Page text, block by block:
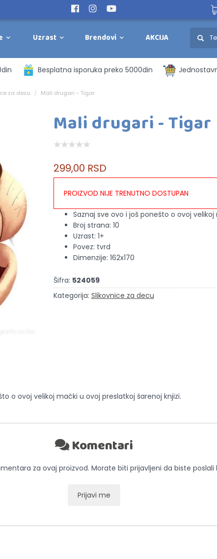
Uzrast Brendovi AKCIJA
Besplatna isporuka preko 5000din
za decu Mali drugari - Tigar
Mali drugari - Tigar
299,00 RSD
PROIZVOD NIJE TRENUTNO DOSTUPAN
Saznaj sve ovo i još ponešto o ovoj
Broj strana: 10
Uzrast: 1+
Povez: tvrd
Dimenzije: 162x170
Šifra: 524059
Kategorija: Slikovnice za decu
o ovoj velikoj mački u ovoj preslatkoj šarenoj knjizi.
Komentari
za ovaj proizvod. Morate biti prijavljeni da biste
Prijavi me